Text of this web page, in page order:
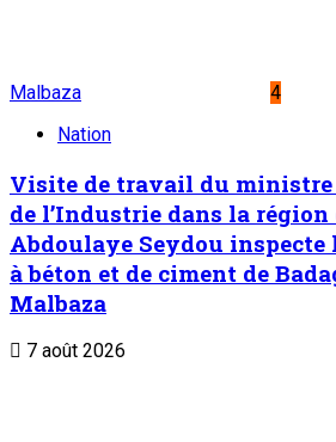
Malbaza
4
Nation
Visite de travail du ministre
de l’Industrie dans la région
Abdoulaye Seydou inspecte
à béton et de ciment de
Malbaza
7 août 2026